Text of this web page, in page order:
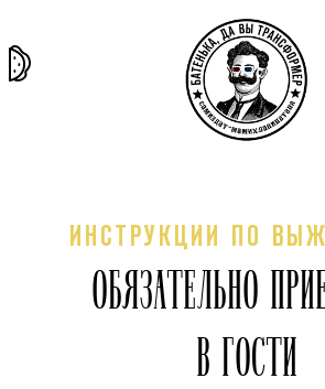
ИНСТРУКЦИИ ПО
ОБЯЗАТЕЛЬНО
В ГОСТИ